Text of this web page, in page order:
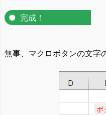
完成！
無事、マクロボタンの文字